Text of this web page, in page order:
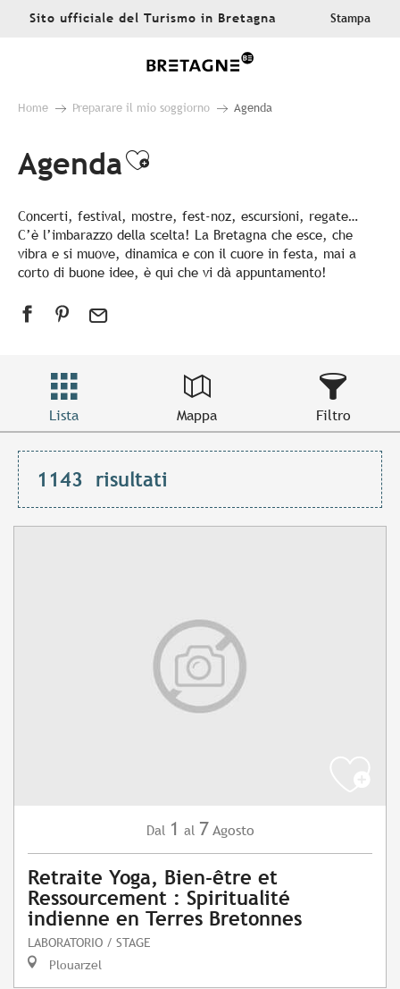
AllerSito ufficiale del Turismo in Bretagna Stampa
Home Preparare il mio soggiorno Agenda
AgendaAjouter aux favoris
Concerti, festival, mostre, fest-noz, escursioni, regate…
C’è l’imbarazzo della scelta! La Bretagna che esce, che
vibra e si muove, dinamica e con il cuore in festa, mai a
corto di buone idee, è qui che vi dà appuntamento!
Lista Mappa Filtro
1143 risultati
Dal 1 al 7 Agosto
Retraite Yoga, Bien-être et
Ressourcement : Spiritualité
indienne en Terres Bretonnes
LABORATORIO / STAGE
Plouarzel